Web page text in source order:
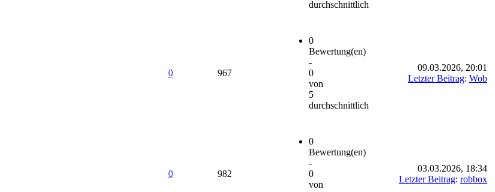
durchschnittlich
0 967
0
Bewertung(en)
-
0
von
5
durchschnittlich
09.03.2026, 20:01
Letzter Beitrag: Wob
0 982
0
Bewertung(en)
-
0
von
03.03.2026, 18:34
Letzter Beitrag: robbox